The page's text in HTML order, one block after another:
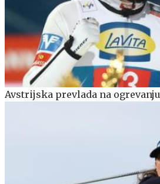
Avstrijska prevlada na ogrevanju